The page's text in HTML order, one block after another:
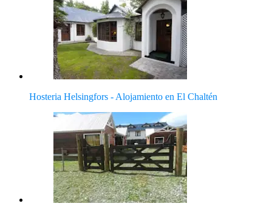
Hosteria Helsingfors - Alojamiento en El Chaltén